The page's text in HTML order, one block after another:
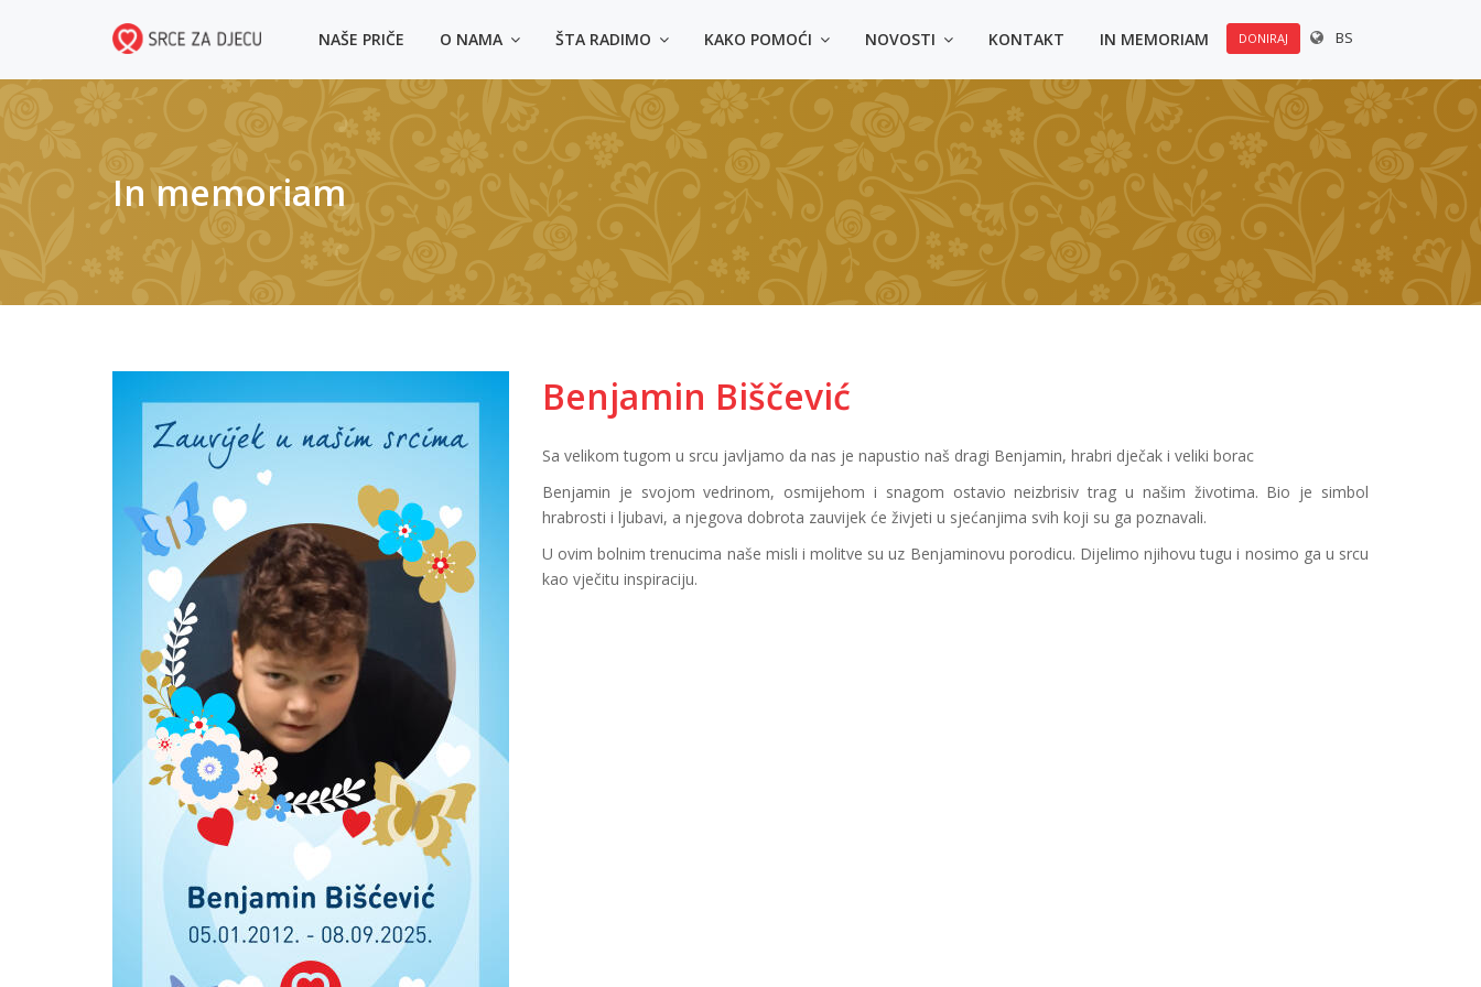
DONIRAJ BS
NAŠE PRIČE O NAMA ŠTA RADIMO KAKO POMOĆI NOVOSTI KONTAKT IN MEMORIAM
In memoriam
Benjamin Biščević
Sa velikom tugom u srcu javljamo da nas je napustio naš dragi Benjamin, hrabri dječak i veliki borac
Benjamin je svojom vedrinom, osmijehom i snagom ostavio neizbrisiv trag u našim životima. Bio je simbol
hrabrosti i ljubavi, a njegova dobrota zauvijek će živjeti u sjećanjima svih koji su ga poznavali.
U ovim bolnim trenucima naše misli i molitve su uz Benjaminovu porodicu. Dijelimo njihovu tugu i nosimo ga u srcu
kao vječitu inspiraciju.